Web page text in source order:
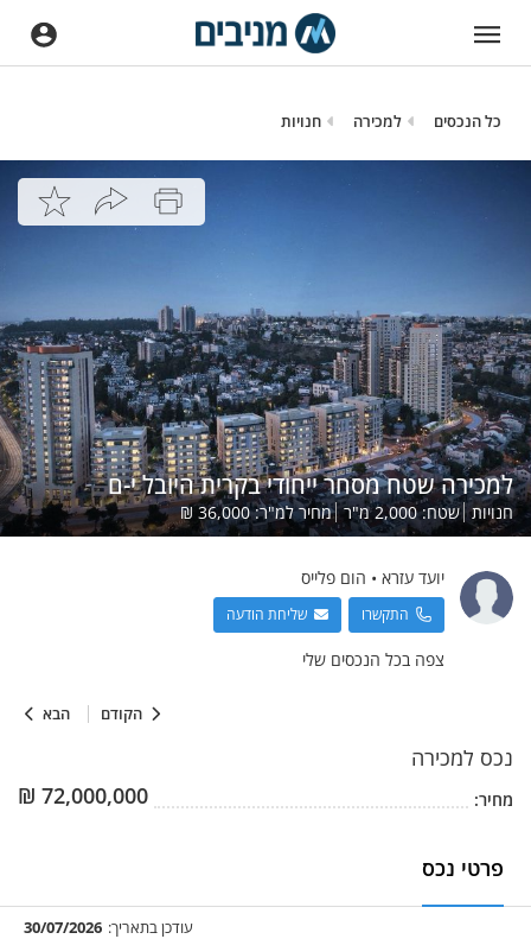
כל הנכסים למכירה חנויות
הקודם הבא
למכירה שטח מסחר ייחודי בקרית היובל י-ם
חנויות שטח:2,000מ"ר מחיר למ"ר:36,000
₪
יועד עזרא • הום פלייס
התקשרו שליחת הודעה
צפה בכל הנכסים שלי
נכס למכירה
מחיר: 72,000,000
₪
פרטי נכס
עודכן בתאריך: 30/07/2026